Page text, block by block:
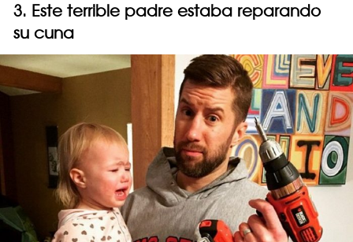
3. Este terrible padre estaba reparando
su cuna